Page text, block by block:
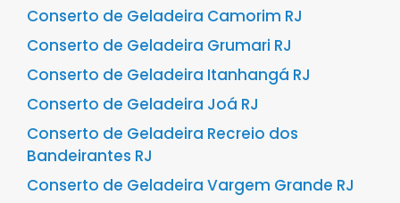
Conserto de Geladeira Camorim RJ
Conserto de Geladeira Grumari RJ
Conserto de Geladeira Itanhangá RJ
Conserto de Geladeira Joá RJ
Conserto de Geladeira Recreio dos
Bandeirantes RJ
Conserto de Geladeira Vargem Grande RJ